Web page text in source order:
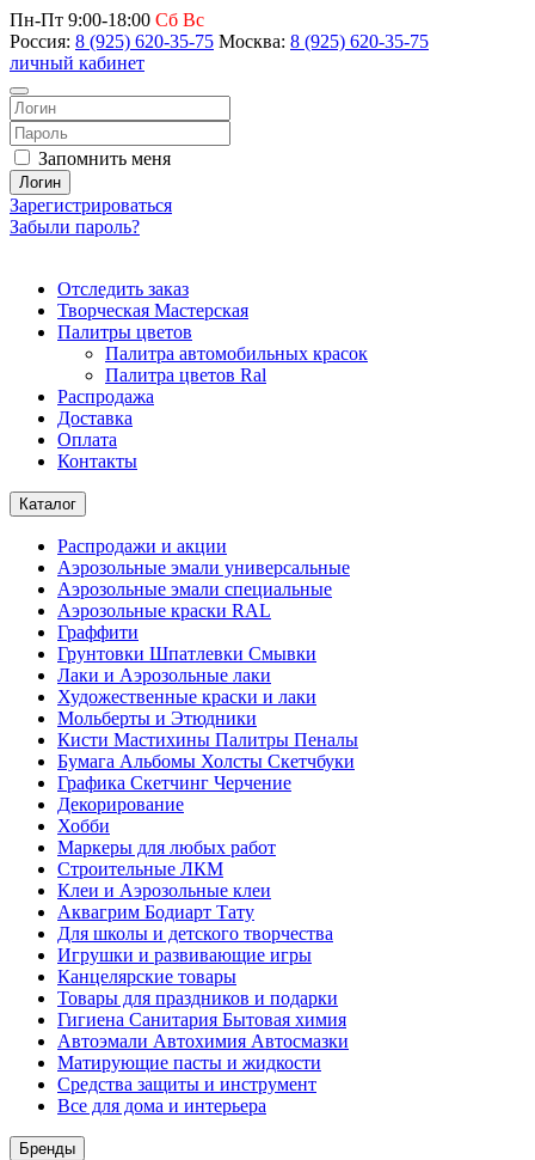
Пн-Пт 9:00-18:00 Сб Вс
Россия: 8 (925) 620-35-75 Москва: 8 (925) 620-35-75
личный кабинет
Запомнить меня
Логин
Зарегистрироваться
Забыли пароль?
Отследить заказ
Творческая Мастерская
Палитры цветов
Палитра автомобильных красок
Палитра цветов Ral
Распродажа
Доставка
Оплата
Контакты
Каталог
Распродажи и акции
Аэрозольные эмали универсальные
Аэрозольные эмали специальные
Аэрозольные краски RAL
Граффити
Грунтовки Шпатлевки Смывки
Лаки и Аэрозольные лаки
Художественные краски и лаки
Мольберты и Этюдники
Кисти Мастихины Палитры Пеналы
Бумага Альбомы Холсты Скетчбуки
Графика Скетчинг Черчение
Декорирование
Хобби
Маркеры для любых работ
Строительные ЛКМ
Клеи и Аэрозольные клеи
Аквагрим Бодиарт Тату
Для школы и детского творчества
Игрушки и развивающие игры
Канцелярские товары
Товары для праздников и подарки
Гигиена Санитария Бытовая химия
Автоэмали Автохимия Автосмазки
Матирующие пасты и жидкости
Средства защиты и инструмент
Все для дома и интерьера
Бренды